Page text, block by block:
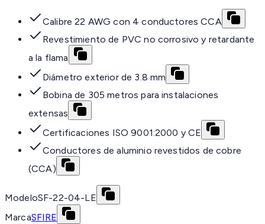
Calibre 22 AWG con 4 conductores CCA
Revestimiento de PVC no corrosivo y retardante
a la flama
Diámetro exterior de 3.8 mm
Bobina de 305 metros para instalaciones
extensas
Certificaciones ISO 9001:2000 y CE
Conductores de aluminio revestidos de cobre
(CCA)
ModeloSF-22-04-LE
MarcaSFIRE